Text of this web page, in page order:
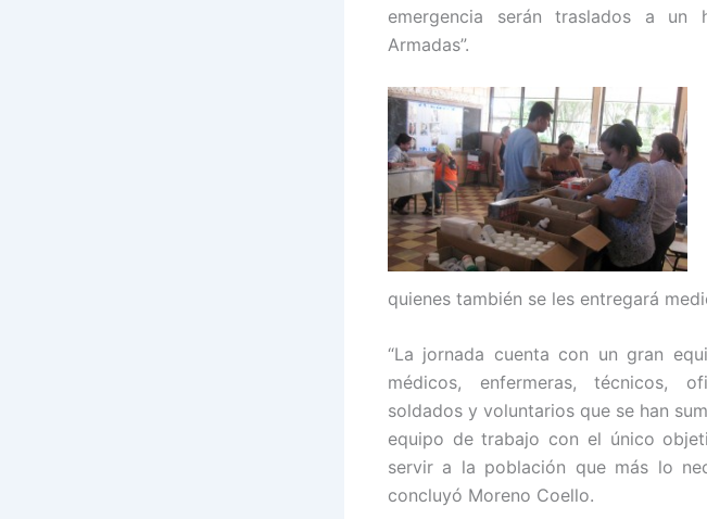
emergencia serán traslados a un
Armadas”.
quienes también se les entregará
“La jornada cuenta con un gran
médicos, enfermeras, técnicos,
soldados y voluntarios que se han
equipo de trabajo con el único
servir a la población que más lo
concluyó Moreno Coello.